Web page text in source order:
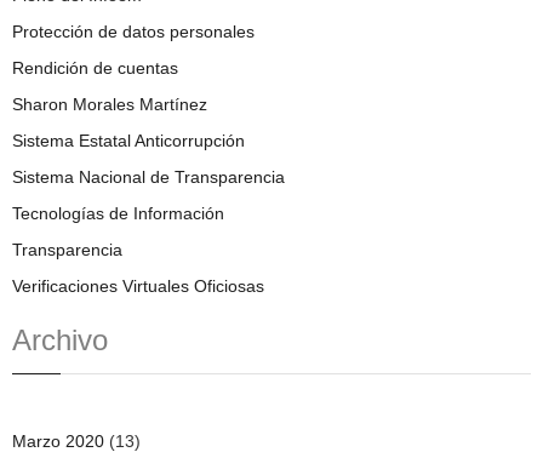
Protección de datos personales
Rendición de cuentas
Sharon Morales Martínez
Sistema Estatal Anticorrupción
Sistema Nacional de Transparencia
Tecnologías de Información
Transparencia
Verificaciones Virtuales Oficiosas
Archivo
Marzo 2020 (13)